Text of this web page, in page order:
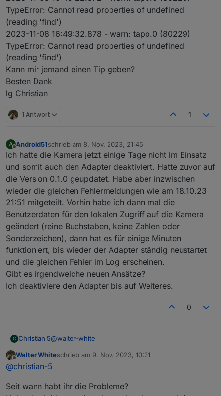
"Kompatibilität mit Drittanbietern" auf "ON"
tapo.0
tapo.0
tapo.0
Unable
tapo.0
2023-11-08 16:17:00.594	error	Error:
tapo.0
2023-11-08 16:16:50.598	error	Error:
tapo.0
2023-11-08 16:16:40.623	error	Error:
tapo.0
2023-11-08 16:16:10.592	error	Error:
tapo.0
2023-11-08 16:16:00.575	error	Error:
2023-11-08 16:15:50.598	error	Error:
tapo.0
2023-11-08 16:15:40.598	error	Error:
tapo.0
2023-11-08 16:15:31.103	error	Error:
TypeError: Cannot read properties of undefined
(reading 'find')
2023-11-08 16:49:32.878 - warn: tapo.0 (80229)
TypeError: Cannot read properties of undefined
(reading 'find')
Kann mir jemand einen Tip geben?
Besten Dank
lg Christian
1 Antwort 1
A
Offline
Android51schrieb am 8. Nov. 2023, 21:45
zuletzt editiert von
Ich hatte die Kamera jetzt einige Tage nicht im Einsatz
und somit auch den Adapter deaktiviert. Hatte zuvor auf
die Version 0.1.0 geupdatet. Habe aber inzwischen
wieder die gleichen Fehlermeldungen wie am 18.10.23
21:51 mitgeteilt. Vorhin habe ich dann mal die
Benutzerdaten für den lokalen Zugriff auf die Kamera
geändert (reine Buchstaben, keine Zahlen oder
Sonderzeichen), dann hat es für einige Minuten
funktioniert, bis wieder der Adapter ständig neustartet
und die gleichen Fehler im Log erscheinen.
Gibt es irgendwelche neuen Ansätze?
Ich deaktiviere den Adapter bis auf Weiteres.
0
C Christian 5@walter-white
Hallo an alle, ich bekomme immer diese
Fehlermeldung. 2023-11-08 16:48:52.870 - warn:
of undefined (reading 'find')
Offline
Walter Whiteschrieb am 9. Nov. 2023, 10:31
zuletzt editiert von
@christian-5
Seit wann habt ihr die Probleme?